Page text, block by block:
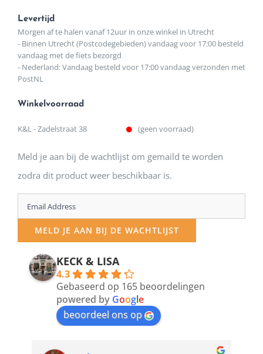
Levertijd
Morgen af te halen vanaf 12uur in onze winkel in Utrecht
- Binnen Utrecht (Postcodegebieden) vandaag voor 17:00 besteld
vandaag met de fiets bezorgd
- Nederland: Vandaag besteld voor 17:00 vandaag verzonden met
PostNL
Winkelvoorraad
K&L - Zadelstraat 38 (geen voorraad)
Meld je aan bij de wachtlijst om gemaild te worden
zodra dit product weer beschikbaar is.
Enter
your
email
address
MELD JE AAN BIJ DE WACHTLIJST
KECK & LISA
4.3
Gebaseerd op 165 beoordelingen
powered by Google
beoordeel ons op